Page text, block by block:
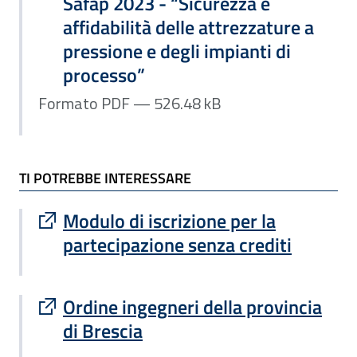
affidabilità delle attrezzature a
pressione e degli impianti di
processo”
Formato PDF — 526.48 kB
TI POTREBBE INTERESSARE
Modulo di iscrizione per la
partecipazione senza crediti
Sito esterno : apre una nuova finestra
Ordine ingegneri della provincia
di Brescia
Sito esterno : apre una nuova finestra